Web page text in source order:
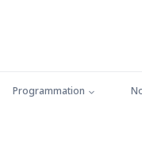
Programmation